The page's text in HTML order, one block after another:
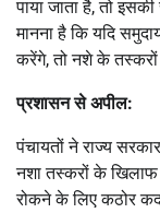
पाया जाता है, तो
मानना है कि यदि
करेंगे, तो नशे के तस्करों
प्रशासन से अपील:
पंचायतों ने राज्य
नशा तस्करों के खिलाफ
रोकने के लिए कठोर